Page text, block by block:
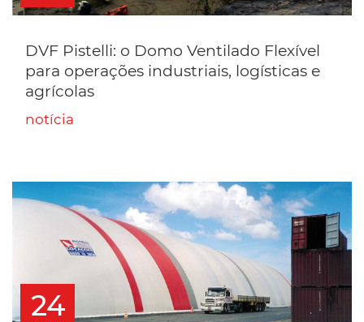
DVF Pistelli: o Domo Ventilado Flexível
para operações industriais, logísticas e
agrícolas
notícia
24